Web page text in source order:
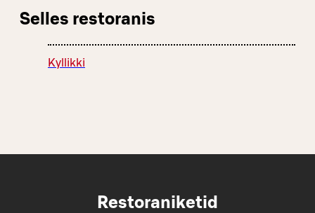
Selles restoranis
Kyllikki
Restoraniketid